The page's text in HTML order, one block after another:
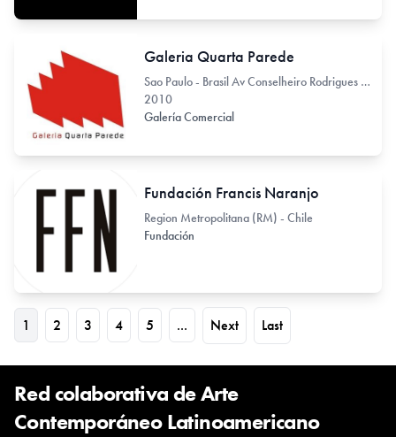
Galeria Quarta Parede
Sao Paulo - Brasil Av Conselheiro Rodrigues Alves 722
2010
Galería Comercial
Fundación Francis Naranjo
Region Metropolitana (RM) - Chile
Fundación
1 2 3 4 5 ... Next Last
Red colaborativa de Arte
Contemporáneo Latinoamericano